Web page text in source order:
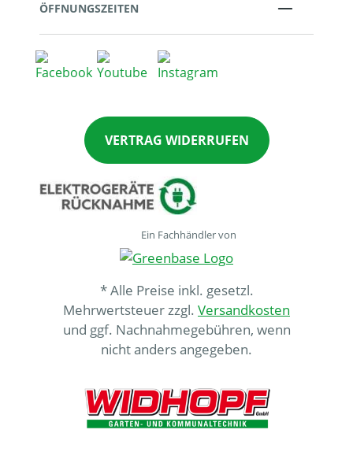
ÖFFNUNGSZEITEN
VERTRAG WIDERRUFEN
Ein Fachhändler von
* Alle Preise inkl. gesetzl.
Mehrwertsteuer zzgl. Versandkosten
und ggf. Nachnahmegebühren, wenn
nicht anders angegeben.